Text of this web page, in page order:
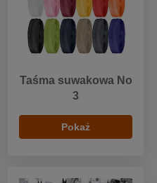
Taśma suwakowa No
3
Pokaż